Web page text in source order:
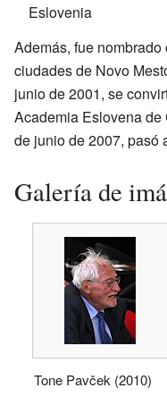
Eslovenia
Además, fue
ciudades de Novo
junio de 2001, se
Academia Eslovena de
de junio de 2007, pasó
Galería de
Tone Pavček (2010)